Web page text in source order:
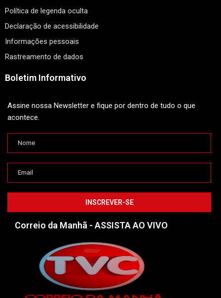
Política de legenda oculta
Declaração de acessibilidade
Informações pessoais
Rastreamento de dados
Boletim Informativo
Assine nossa Newsletter e fique por dentro de tudo o que
acontece.
Correio da Manhã - ASSISTA AO VIVO